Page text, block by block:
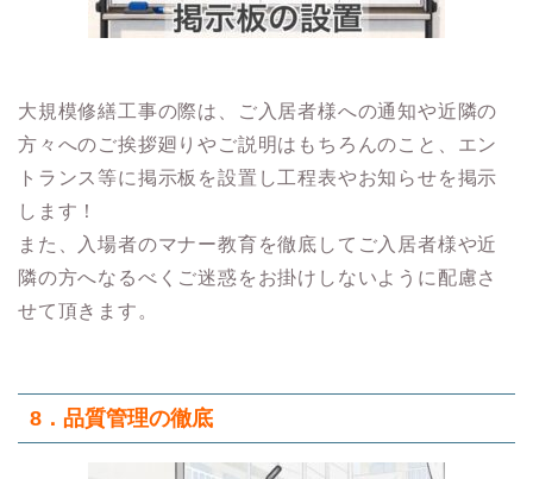
大規模修繕工事の際は、ご入居者様への通知や近隣の
方々へのご挨拶廻りやご説明はもちろんのこと、エン
トランス等に掲示板を設置し工程表やお知らせを掲示
します！
また、入場者のマナー教育を徹底してご入居者様や近
隣の方へなるべくご迷惑をお掛けしないように配慮さ
せて頂きます。
8．品質管理の徹底